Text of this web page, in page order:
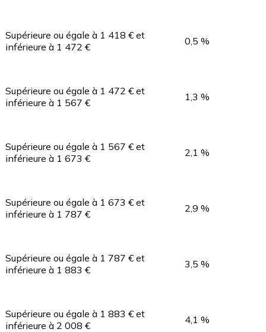
Supérieure ou égale à 1 418 € et
inférieure à 1 472 €
0,5 %
Supérieure ou égale à 1 472 € et
inférieure à 1 567 €
1,3 %
Supérieure ou égale à 1 567 € et
inférieure à 1 673 €
2,1 %
Supérieure ou égale à 1 673 € et
inférieure à 1 787 €
2,9 %
Supérieure ou égale à 1 787 € et
inférieure à 1 883 €
3,5 %
Supérieure ou égale à 1 883 € et
inférieure à 2 008 €
4,1 %